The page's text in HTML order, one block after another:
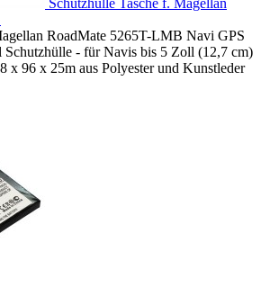
RoadMate 5265T-LMB Navi GPS
Schutzhülle - für Navis bis 5 Zoll (12,7 cm)
x 96 x 25m aus Polyester und Kunstleder